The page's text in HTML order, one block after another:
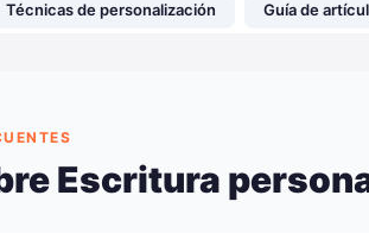
Técnicas de personalización Guía de
Escritura